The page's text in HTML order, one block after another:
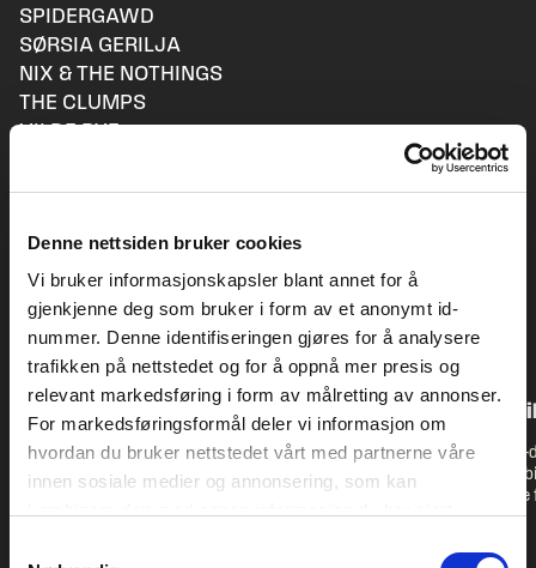
Denne nettsiden bruker cookies
Vi bruker informasjonskapsler blant annet for å
gjenkjenne deg som bruker i form av et anonymt id-
nummer. Denne identifiseringen gjøres for å analysere
trafikken på nettstedet og for å oppnå mer presis og
relevant markedsføring i form av målretting av annonser.
For markedsføringsformål deler vi informasjon om
hvordan du bruker nettstedet vårt med partnerne våre
innen sosiale medier og annonsering, som kan
SPIDERGAWD
SØRSIA GERILJA
NIX & THE NOTHINGS
THE CLUMPS
VILDE BYE
ANDRE NYHETER
MAT PÅ PSTEREO 2026
Noen av Trondheims beste
restauranter og mataktører har
skreddersydd egne konsepter til
Pstereo. Resultatet er et
festivalbesøket alene. På det
Tvillingene er
Doodletwins double-
doodelideefor the
arrangerte sin
var det med
den gang har 12